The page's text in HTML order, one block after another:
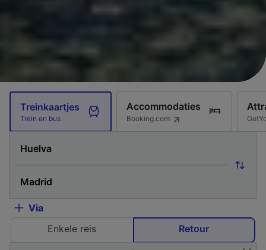
Treinkaartjes
Trein en bus
Accommodaties
Booking.com
Via
Enkele reis
Retour